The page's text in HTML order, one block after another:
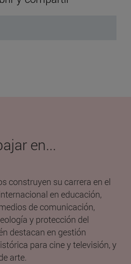
en...
construyen su carrera en el
en educación,
de comunicación,
y protección del
destacan en gestión
para cine y televisión, y
arte.